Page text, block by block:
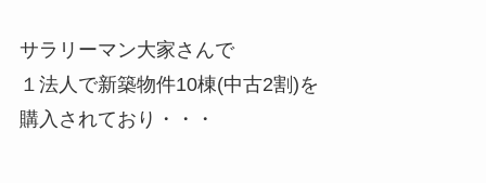
サラリーマン大家さんで
１法人で新築物件10棟(中古2割)を
購入されており・・・